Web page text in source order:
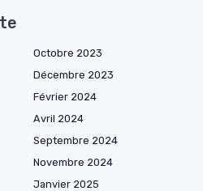
Octobre 2023
Décembre 2023
Février 2024
Avril 2024
Septembre 2024
Novembre 2024
Janvier 2025